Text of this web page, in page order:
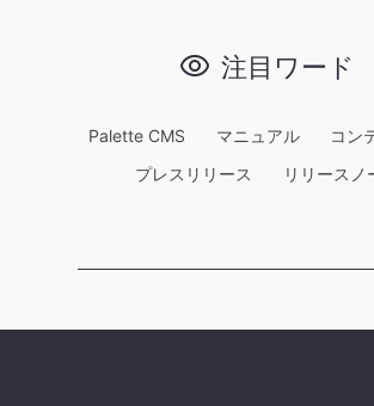
注目ワード
Palette CMS マニュアル
コン
プレスリリース
リリースノ